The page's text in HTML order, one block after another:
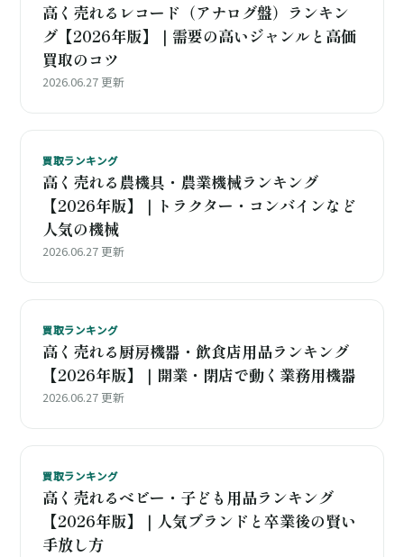
高く売れるレコード（アナログ盤）ランキン
グ【2026年版】｜需要の高いジャンルと高価
買取のコツ
2026.06.27 更新
買取ランキング
高く売れる農機具・農業機械ランキング
【2026年版】｜トラクター・コンバインなど
人気の機械
2026.06.27 更新
買取ランキング
高く売れる厨房機器・飲食店用品ランキング
【2026年版】｜開業・閉店で動く業務用機器
2026.06.27 更新
買取ランキング
高く売れるベビー・子ども用品ランキング
【2026年版】｜人気ブランドと卒業後の賢い
手放し方